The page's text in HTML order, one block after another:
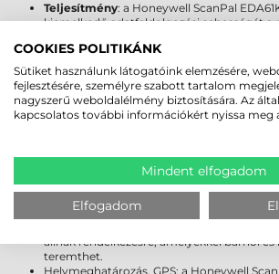
Teljesítmény: a Honeywell ScanPal
kiemelkedő adatfeldolgozási sebességét a
RAM és 32 GB Flash memória található,
memória kártyával 128 GB-ig bővíthető. A
teljesítményű 7000 mAh cserélhető
billentyűzet (34 gombos numerikus, 47
kompromisszummentes választást
: modelltől függően elérhető 13
biztosít.
: a Honeywell ScanPal
1,5 méter magasságból való leejtésnek,
tokozással véd a szálló por és ráfröccsenő
Kapcsolat: az adatgyűjtőjében a legújabb
állnak rendelkezésre, amelyekkel bárhol
teremthet.
Helymeghatározás, GPS: a Honeywell
COOKIES POLITIKÁNK
Sütiket használunk látogatóink elemzésére,
fejlesztésére, személyre szabott tartalom
nagyszerű weboldalélmény biztosítására. Az
kapcsolatos további információkért nyissa meg
Mindent elfogadom
Elfogadom